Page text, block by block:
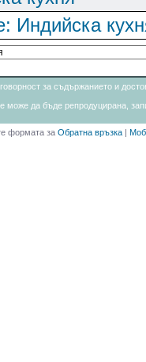
Индийска
за съдържанието и
може да бъде репродуцирана,
формата за Обратна връзка |